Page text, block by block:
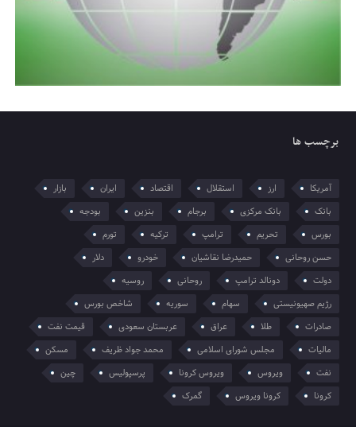
برچسب ها
آمریکا ارز استقلال اقتصاد ایران
بازار
بانک
بانک مرکزی برجام بنزین
بودجه
بورس
تحریم ترامپ ترکیه
تورم
حسن روحانی
حمیدرضا نقاشیان خودرو
دلار
دولت
دونالد ترامپ روحانی
روسیه
رژیم صهیونیستی
سهام سوریه
شاخص بورس
صادرات
طلا عراق عربستان سعودی
قیمت نفت
مالیات
مجلس شورای اسلامی محمد جواد ظریف
مسکن
نفت
ویروس ویروس کرونا پرسپولیس
چین
کرونا
کرونا ویروس گمرک